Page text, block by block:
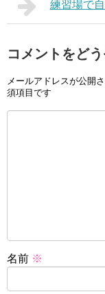
練習場で
コメントをど
メールアドレスが公開
須項目です
名前 ※